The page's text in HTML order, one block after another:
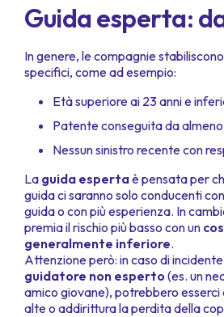
Guida esperta:
In genere, le compagnie
specifici, come ad esempio:
Età superiore ai 23 anni e
Patente conseguita da
Nessun sinistro recente con
La guida espertaè pensata per
guida ci saranno solo conducenti
guida o con più esperienza. In
premia il rischio più basso con un
generalmente inferiore.
Attenzione però: in caso di
guidatore non esperto (es. un
amico giovane), potrebbero esserci
alte o addirittura la perdita della